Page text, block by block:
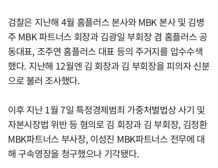
검찰은 지난해 4월 홈플러스 본사와 MBK 본사 및 김병
주 MBK 파트너스 회장과 김광일 부회장 겸 홈플러스 공
동대표, 조주연 홈플러스 대표 등의 주거지를 압수수색
했다. 지난해 12월엔 김 회장과 김 부회장을 피의자 신분
으로 불러 조사했다.
이후 지난 1월 7일 특정경제범죄 가중처벌법상 사기 및
자본시장법 위반 등 혐의로 김 회장과 김 부회장, 김정환
MBK파트너스 부사장, 이성진 MBK파트너스 전무에 대
해 구속영장을 청구했으나 기각됐다.